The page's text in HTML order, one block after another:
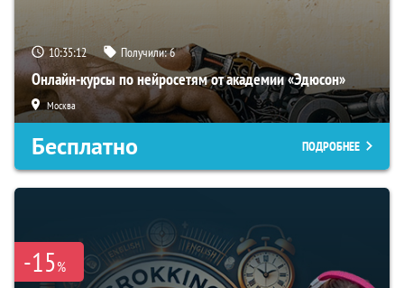
10:35:11 Получили:6
Онлайн-курсы по нейросетям от академии «Эдюсон»
Москва
Бесплатно ПОДРОБНЕЕ
-15%